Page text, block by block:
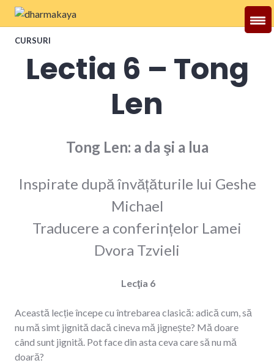
Skip
content
Dharmakaya
CURSURI
Lectia 6 – Tong
Len
Tong Len: a da şi a lua
Inspirate după învățăturile lui Geshe
Michael
Traducere a conferințelor Lamei
Dvora Tzvieli
Lecţia 6
Această lecție începe cu întrebarea clasică: adică cum, să
nu mă simt jignită dacă cineva mă jignește? Mă doare
când sunt jignită. Pot face din asta ceva care să nu mă
doară?